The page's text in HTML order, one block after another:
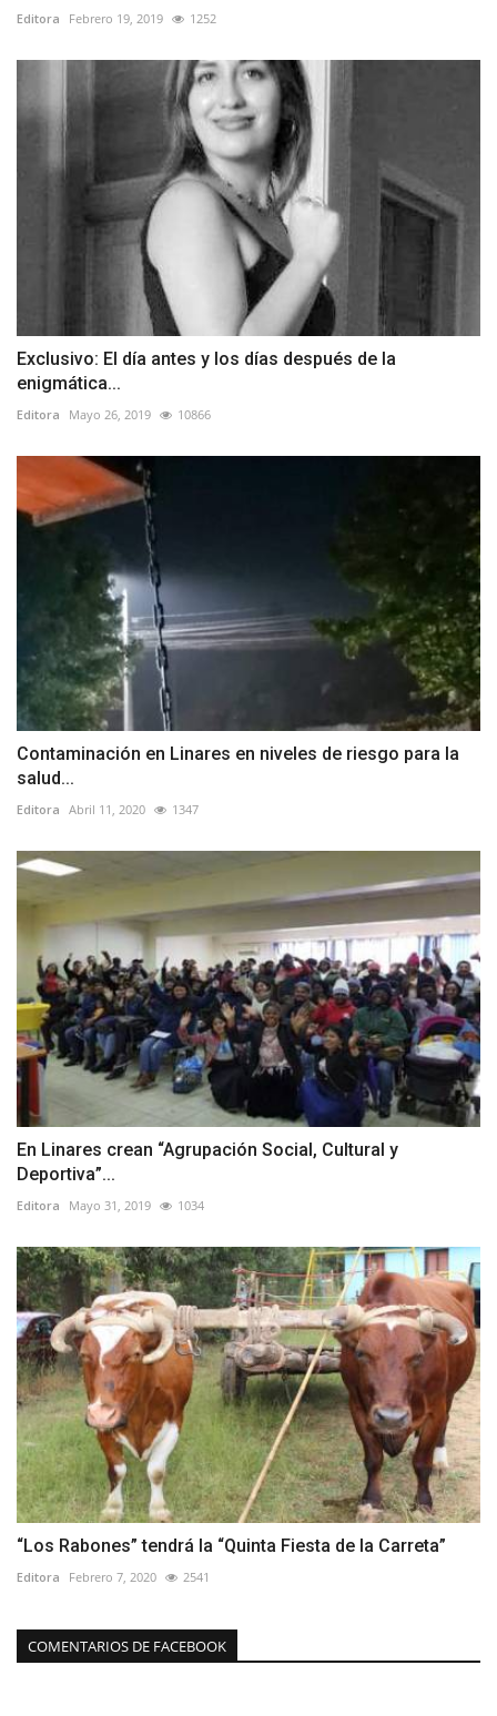
Editora Febrero 19, 2019 1252
Exclusivo: El día antes y los días después de la
enigmática...
Editora Mayo 26, 2019 10866
Contaminación en Linares en niveles de riesgo para la
salud...
Editora Abril 11, 2020 1347
En Linares crean “Agrupación Social, Cultural y
Deportiva”...
Editora Mayo 31, 2019 1034
“Los Rabones” tendrá la “Quinta Fiesta de la Carreta”
Editora Febrero 7, 2020 2541
COMENTARIOS DE FACEBOOK